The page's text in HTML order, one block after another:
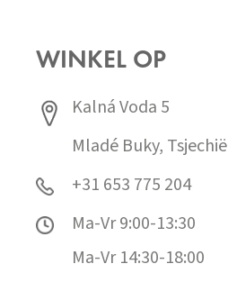
WINKEL OP
Kalná Voda 5
Mladé Buky, Tsjechië
+31 653 775 204
Ma-Vr 9:00-13:30
Ma-Vr 14:30-18:00